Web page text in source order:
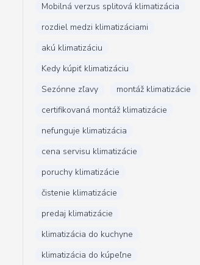
Mobilná verzus splitová klimatizácia
rozdiel medzi klimatizáciami
akú klimatizáciu
Kedy kúpiť klimatizáciu
Sezónne zľavy
montáž klimatizácie
certifikovaná montáž klimatizácie
nefunguje klimatizácia
cena servisu klimatizácie
poruchy klimatizácie
čistenie klimatizácie
predaj klimatizácie
klimatizácia do kuchyne
klimatizácia do kúpeľne